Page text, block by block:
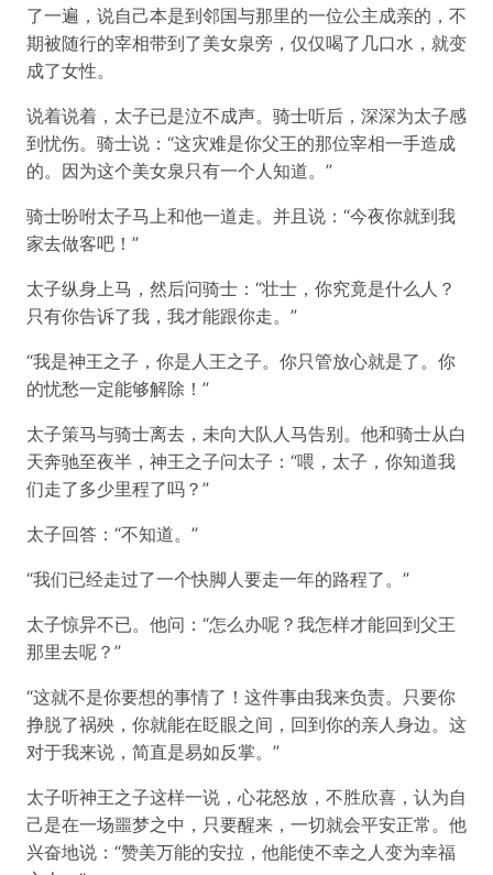
了一遍，说自己本是到邻国与那里的一位公主成亲的，不
期被随行的宰相带到了美女泉旁，仅仅喝了几口水，就变
成了女性。
说着说着，太子已是泣不成声。骑士听后，深深为太子感
到忧伤。骑士说：“这灾难是你父王的那位宰相一手造成
的。因为这个美女泉只有一个人知道。”
骑士吩咐太子马上和他一道走。并且说：“今夜你就到我
家去做客吧！”
太子纵身上马，然后问骑士：“壮士，你究竟是什么人？
只有你告诉了我，我才能跟你走。”
“我是神王之子，你是人王之子。你只管放心就是了。你
的忧愁一定能够解除！”
太子策马与骑士离去，未向大队人马告别。他和骑士从白
天奔驰至夜半，神王之子问太子：“喂，太子，你知道我
们走了多少里程了吗？”
太子回答：“不知道。”
“我们已经走过了一个快脚人要走一年的路程了。”
太子惊异不已。他问：“怎么办呢？我怎样才能回到父王
那里去呢？”
“这就不是你要想的事情了！这件事由我来负责。只要你
挣脱了祸殃，你就能在眨眼之间，回到你的亲人身边。这
对于我来说，简直是易如反掌。”
太子听神王之子这样一说，心花怒放，不胜欣喜，认为自
己是在一场噩梦之中，只要醒来，一切就会平安正常。他
兴奋地说：“赞美万能的安拉，他能使不幸之人变为幸福